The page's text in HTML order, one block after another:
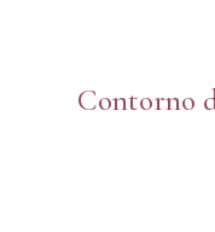
Contorno